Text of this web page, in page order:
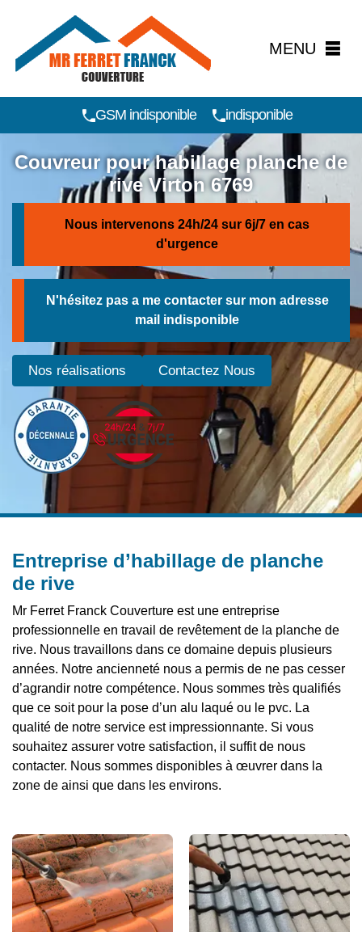
MENU
GSM indisponible indisponible
Couvreur pour habillage planche de
rive Virton 6769
Nous intervenons 24h/24 sur 6j/7 en cas
d'urgence
N'hésitez pas a me contacter sur mon adresse
mail indisponible
Nos réalisations Contactez Nous
Entreprise d’habillage de planche
de rive
Mr Ferret Franck Couverture est une entreprise
professionnelle en travail de revêtement de la planche de
rive. Nous travaillons dans ce domaine depuis plusieurs
années. Notre ancienneté nous a permis de ne pas cesser
d’agrandir notre compétence. Nous sommes très qualifiés
que ce soit pour la pose d’un alu laqué ou le pvc. La
qualité de notre service est impressionnante. Si vous
souhaitez assurer votre satisfaction, il suffit de nous
contacter. Nous sommes disponibles à œuvrer dans la
zone de ainsi que dans les environs.